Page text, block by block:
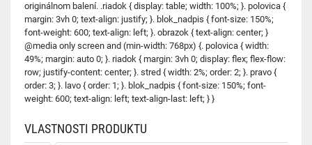
originálnom balení. .riadok { display: table; width: 100%; }. polovica {
margin: 3vh 0; text-align: justify; }. blok_nadpis { font-size: 150%;
font-weight: 600; text-align: left; }. obrazok { text-align: center; }
@media only screen and (min-width: 768px) {. polovica { width:
49%; margin: auto 0; }. riadok { margin: 3vh 0; display: flex; flex-flow:
row; justify-content: center; }. stred { width: 2%; order: 2; }. pravo {
order: 3; }. lavo { order: 1; }. blok_nadpis { font-size: 150%; font-
weight: 600; text-align: left; text-align-last: left; } }
VLASTNOSTI PRODUKTU